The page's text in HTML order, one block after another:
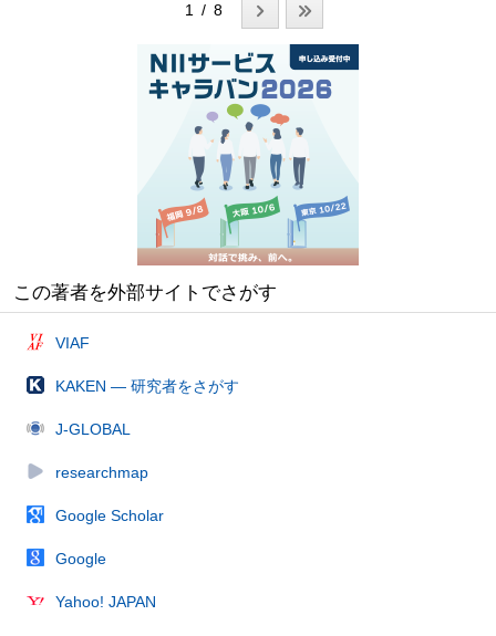
1 / 8
この著者を外部サイトでさがす
VIAF
KAKEN — 研究者をさがす
J-GLOBAL
researchmap
Google Scholar
Google
Yahoo! JAPAN